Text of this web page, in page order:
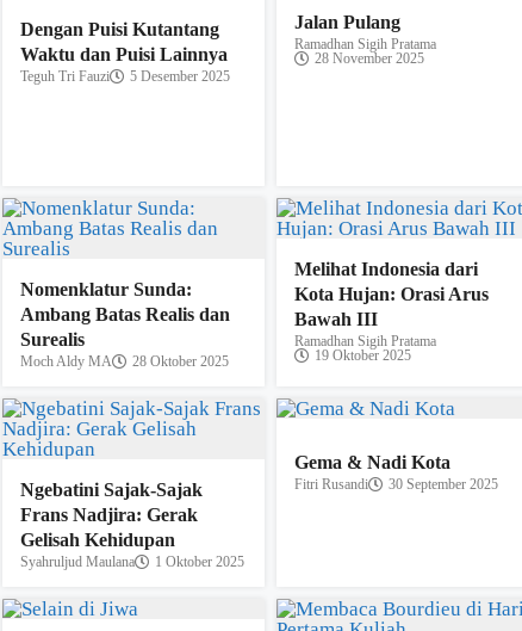
Dengan Puisi Kutantang
Waktu dan Puisi Lainnya
Teguh Tri Fauzi 5 Desember 2025
Jalan Pulang
Ramadhan Sigih Pratama
28 November 2025
Nomenklatur Sunda:
Ambang Batas Realis dan
Surealis
Moch Aldy MA 28 Oktober 2025
Melihat Indonesia dari
Kota Hujan: Orasi Arus
Bawah III
Ramadhan Sigih Pratama
19 Oktober 2025
Ngebatini Sajak-Sajak
Frans Nadjira: Gerak
Gelisah Kehidupan
Syahruljud Maulana 1 Oktober 2025
Gema & Nadi Kota
Fitri Rusandi 30 September 2025